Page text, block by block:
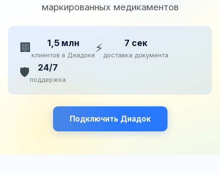
маркированных медикаментов
🏢 1,5 млн
клиентов в Диадоке⚡ 7 сек
доставка документа
🛡️ 24/7
поддержка
Подключить Диадок